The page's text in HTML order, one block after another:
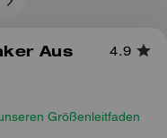
Aus
4.9
Größenleitfaden